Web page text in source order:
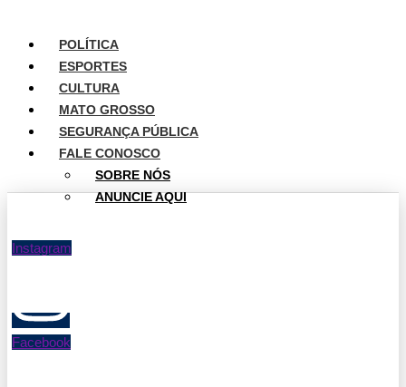
POLÍTICA
ESPORTES
CULTURA
MATO GROSSO
SEGURANÇA PÚBLICA
FALE CONOSCO
SOBRE NÓS
ANUNCIE AQUI
Instagram
Facebook